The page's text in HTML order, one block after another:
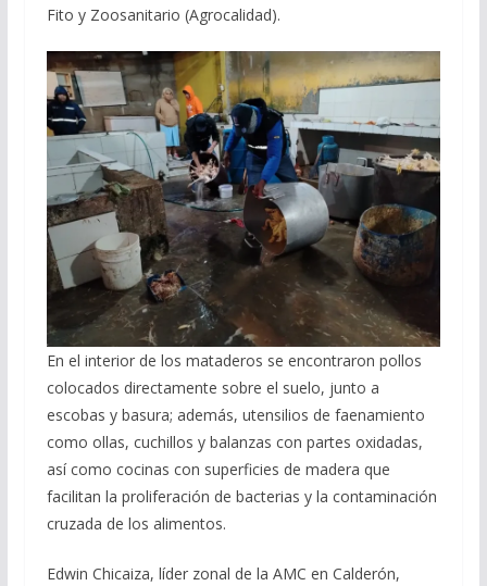
Fito y Zoosanitario (Agrocalidad).
En el interior de los mataderos se encontraron pollos
colocados directamente sobre el suelo, junto a
escobas y basura; además, utensilios de faenamiento
como ollas, cuchillos y balanzas con partes oxidadas,
así como cocinas con superficies de madera que
facilitan la proliferación de bacterias y la contaminación
cruzada de los alimentos.
Edwin Chicaiza, líder zonal de la AMC en Calderón,